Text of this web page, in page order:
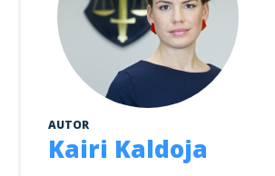
AUTOR
Kairi Kaldoja